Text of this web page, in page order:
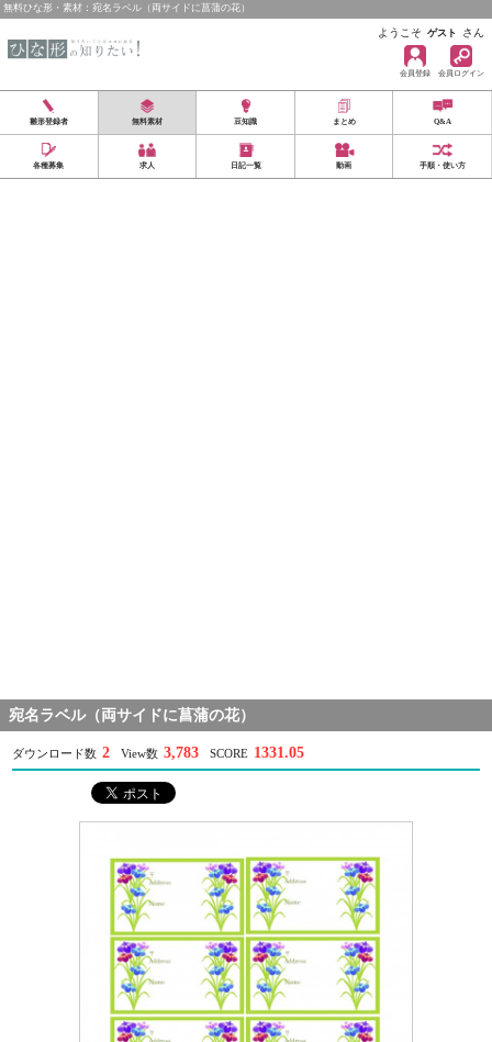
無料ひな形・素材：宛名ラベル（両サイドに菖蒲の花）
ようこそ ゲスト さん
会員登録 会員ログイン
雛形登録者 無料素材 豆知識 まとめ Q&A
各種募集 求人 日記一覧 動画 手順・使い方
宛名ラベル（両サイドに菖蒲の花）
ダウンロード数 2 View数 3,783 SCORE 1331.05